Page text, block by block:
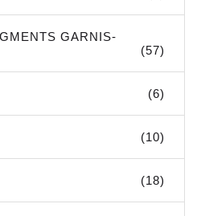
GARNIS-
(57)
(6)
(10)
(18)